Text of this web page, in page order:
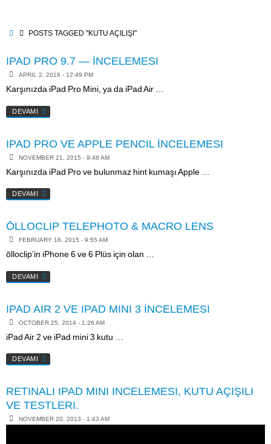
contentHOMEPOSTS TAGGED "KUTU AÇILIŞI"
IPAD PRO 9.7 — İNCELEMESI
APRIL 2, 2016 - 12:49 PM
Karşınızda iPad Pro Mini, ya da iPad Air …
DEVAMI
IPAD PRO VE APPLE PENCIL İNCELEMESI
NOVEMBER 21, 2015 - 9:48 AM
Karşınızda iPad Pro ve bulunmaz hint kumaşı Apple …
DEVAMI
ŌLLOCLIP TELEPHOTO & MACRO LENS
FEBRUARY 18, 2015 - 9:55 AM
ōlloclip’in iPhone 6 ve 6 Plüs için olan …
DEVAMI
IPAD AIR 2 VE IPAD MINI 3 İNCELEMESI
OCTOBER 25, 2014 - 1:26 AM
iPad Air 2 ve iPad mini 3 kutu …
DEVAMI
RETINALI IPAD MINI INCELEMESI, KUTU AÇIŞILI
VE TESTLERI.
NOVEMBER 20, 2013 - 1:43 AM